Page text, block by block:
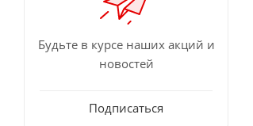
Будьте в курсе наших акций и
новостей
Подписаться